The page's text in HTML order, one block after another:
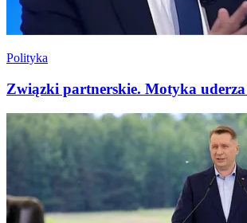
Polityka
Związki partnerskie. Motyka